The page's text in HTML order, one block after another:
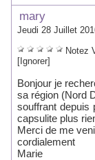
mary
Jeudi 28 Juillet
Notez
[Ignorer]
Bonjour je
sa région (Nord
souffrant depuis
capsulite plus
Merci de me
cordialement
Marie